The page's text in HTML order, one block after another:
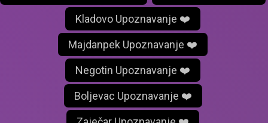
Kladovo Upoznavanje ❤️
Majdanpek Upoznavanje ❤️
Negotin Upoznavanje ❤️
Boljevac Upoznavanje ❤️